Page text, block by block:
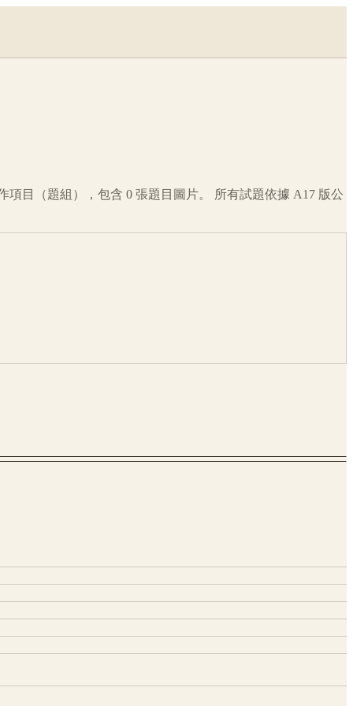
項目（題組），包含 0 張題目圖片。 所有試題依據 A17 版公